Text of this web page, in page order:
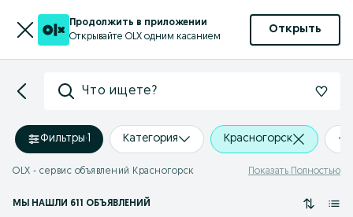
Продолжить в приложении
Открывайте OLX одним касанием
Открыть
Что ищете?
Фильтры·1 Категория Красногорск
OLX - сервис объявлений Красногорск Показать Полностью
МЫ НАШЛИ 611 ОБЪЯВЛЕНИЙ